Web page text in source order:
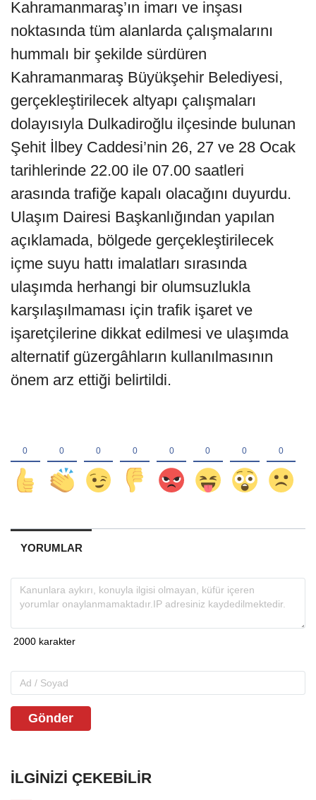
Kahramanmaraş’ın imarı ve inşası
noktasında tüm alanlarda çalışmalarını
hummalı bir şekilde sürdüren
Kahramanmaraş Büyükşehir Belediyesi,
gerçekleştirilecek altyapı çalışmaları
dolayısıyla Dulkadiroğlu ilçesinde bulunan
Şehit İlbey Caddesi’nin 26, 27 ve 28 Ocak
tarihlerinde 22.00 ile 07.00 saatleri
arasında trafiğe kapalı olacağını duyurdu.
Ulaşım Dairesi Başkanlığından yapılan
açıklamada, bölgede gerçekleştirilecek
içme suyu hattı imalatları sırasında
ulaşımda herhangi bir olumsuzlukla
karşılaşılmaması için trafik işaret ve
işaretçilerine dikkat edilmesi ve ulaşımda
alternatif güzergâhların kullanılmasının
önem arz ettiği belirtildi.
YORUMLAR
Gönder
İLGINIZI ÇEKEBILIR